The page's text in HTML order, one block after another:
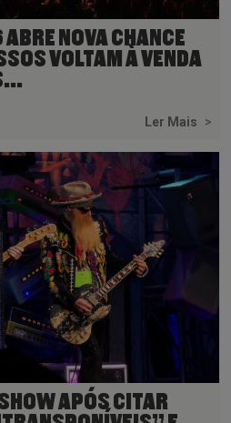
NOVA CHANCE
VOLTAM À VENDA
Ler Mais >
APÓS CITAR